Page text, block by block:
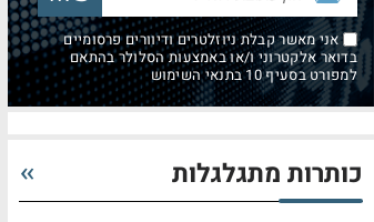
אני מאשר קבלת ניוזלטרים ודיוורים פרסומיים
בדואר אלקטרוני ו/או באמצעות הסלולר בהתאם
למפורט בסעיף 10 בתנאי השימוש
כותרות מתגלגלות